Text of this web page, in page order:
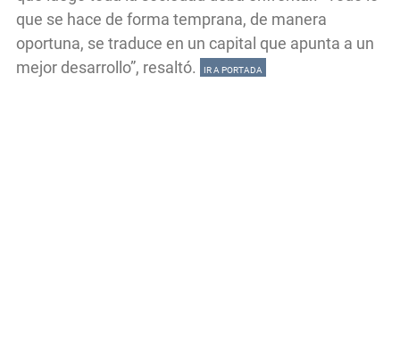
que se hace de forma temprana, de manera
oportuna, se traduce en un capital que apunta a un
mejor desarrollo”, resaltó.
IR A PORTADA